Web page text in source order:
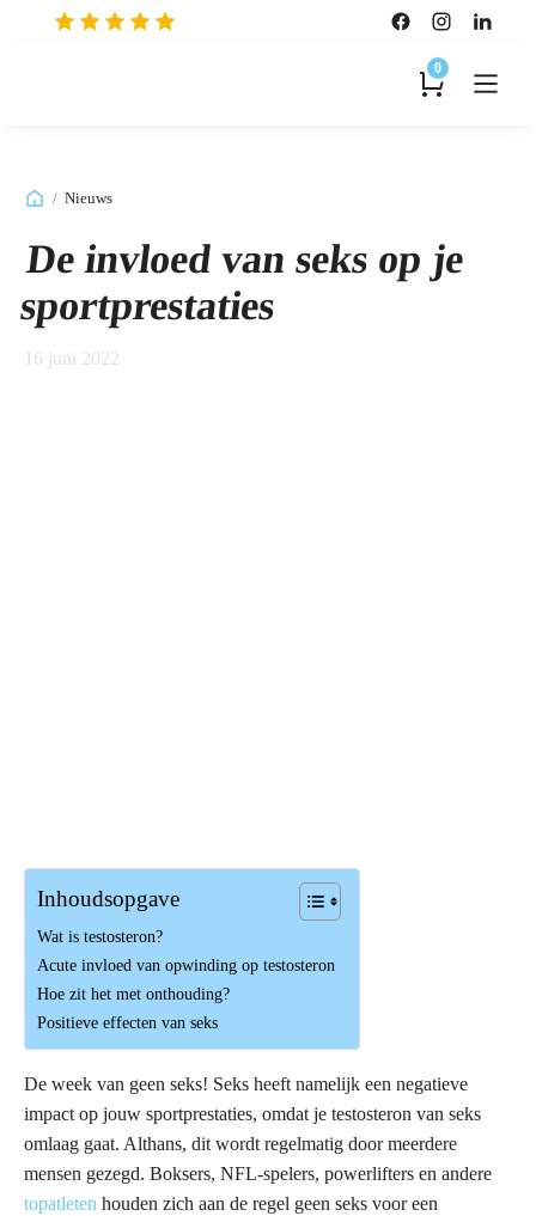
0
/ Nieuws
De invloed van seks op je
sportprestaties
16 juni 2022
Inhoudsopgave
Wat is testosteron?
Acute invloed van opwinding op testosteron
Hoe zit het met onthouding?
Positieve effecten van seks
De week van geen seks! Seks heeft namelijk een negatieve
impact op jouw sportprestaties, omdat je testosteron van seks
omlaag gaat. Althans, dit wordt regelmatig door meerdere
mensen gezegd. Boksers, NFL-spelers, powerlifters en andere
topatleten houden zich aan de regel geen seks voor een